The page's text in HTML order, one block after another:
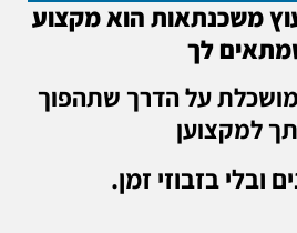
משכנתאות הוא מקצוע
לך
על הדרך שתהפוך
למקצוען
ובלי בזבוזי זמן.